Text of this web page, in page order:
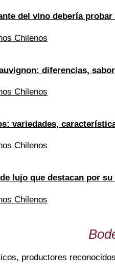
del vino debería probar
Chilenos
diferencias,
Chilenos
variedades,
Chilenos
lujo que destacan por
Chilenos
productores